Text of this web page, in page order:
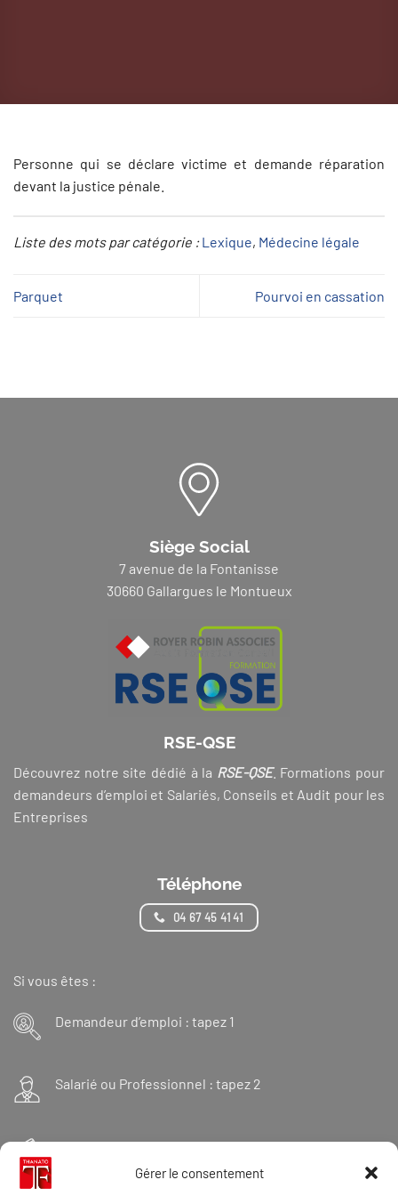
Gérer le consentement
Personne qui se déclare victime et demande réparation
devant la justice pénale.
Liste des mots par catégorie :Lexique, Médecine légale
Parquet Pourvoi en cassation
Siège Social
7 avenue de la Fontanisse
30660 Gallargues le Montueux
RSE-QSE
Découvrez notre site dédié à la RSE-QSE. Formations pour
demandeurs d’emploi et Salariés, Conseils et Audit pour les
Entreprises
Téléphone
04 67 45 41 41
Si vous êtes :
Demandeur d’emploi : tapez 1
Salarié ou Professionnel : tapez 2
Financeur : tapez 3